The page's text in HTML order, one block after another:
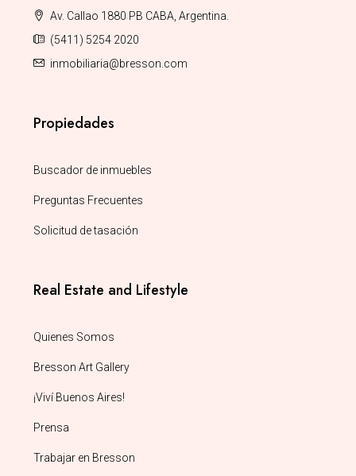
Av. Callao 1880 PB CABA, Argentina.
(5411) 5254 2020
inmobiliaria@bresson.com
Propiedades
Buscador de inmuebles
Preguntas Frecuentes
Solicitud de tasación
Real Estate and Lifestyle
Quienes Somos
Bresson Art Gallery
¡Viví Buenos Aires!
Prensa
Trabajar en Bresson